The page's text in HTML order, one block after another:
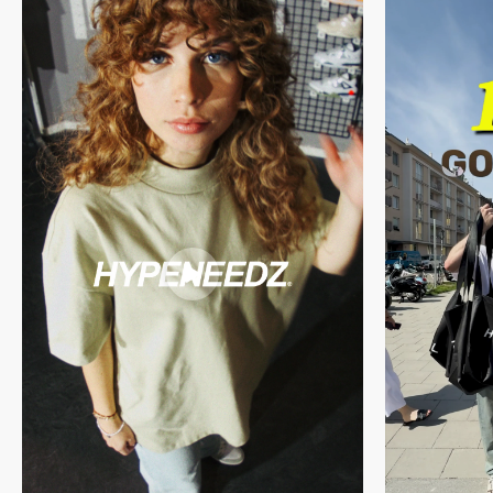
einen klaren, markentypischen Look – zurückhaltend, aber
präsent.
Die Shorts greifen die entspannte Silhouette des Hoodies auf und
bieten durch den elastischen Bund mit Tunnelzug, die seitlichen
Taschen und das weiche Material maximalen Tragekomfort. Die
Passform ist relaxed und endet knapp über dem Knie – perfekt für
urbane Looks und heiße Tage. Das subtile Essentials-Branding auf
dem Bein rundet das Design ab, ohne sich in den Vordergrund zu
drängen.
Stretch Limo ist ein besonders vielseitiger Farbton zwischen
tiefem Grau und sanftem Schwarz – ideal für monochrome Looks
oder als Basis für Kombinationen mit Beige, Weiß oder Olivtönen.
Dieses Set passt zu nahezu jedem Sneaker und fügt sich mühelos
in jede minimalistische Sommergarderobe ein.
Unser Model ist 1,82 m groß, wiegt 70 kg und trägt Größe M.
Top - 100% Cotton
mitgeliefertem Zubehör (falls enthalten)
handsignierter Echtheitsgarantie von HYPENEEDZ
Du willst mehr über unseren Prozess erfahren? Dann schau gerne
hier vorbei.
den Versandkosten finden Sie hier .